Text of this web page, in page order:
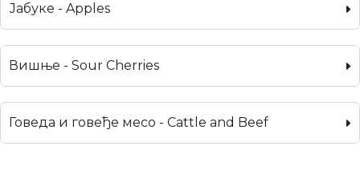
Јабуке - Apples
Вишње - Sour Cherries
Говеда и говеђе месо - Cattle and Beef